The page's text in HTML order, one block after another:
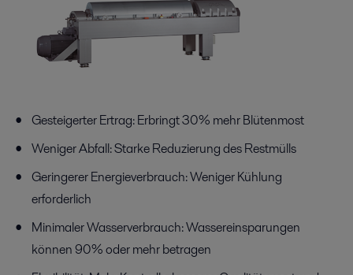
Gesteigerter Ertrag: Erbringt 30% mehr Blütenmost
Weniger Abfall: Starke Reduzierung des Restmülls
Geringerer Energieverbrauch: Weniger Kühlung
erforderlich
Minimaler Wasserverbrauch: Wassereinsparungen
können 90% oder mehr betragen